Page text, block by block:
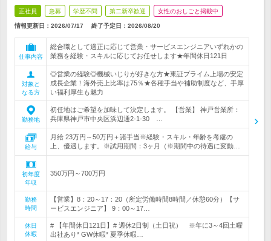
正社員 急募 学歴不問 第二新卒歓迎 女性のおしごと掲載中
情報更新日：2026/07/17 終了予定日： 2026/08/20
仕事内容
総合職として適正に応じて営業・サービスエンジニアいずれかの
業務を経験・スキルに応じてお任せします★年間休日121日
対象と
なる方
◎営業の経験◎機械いじりが好きな方★東証プライム上場の安定
成長企業！海外売上比率は75％★各種手当や補助制度など、手厚
い福利厚生も魅力
勤務地
初任地はご希望を加味して決定します。 【営業】 神戸営業所：
兵庫県神戸市中央区浜辺通2-1-30 …
給与
月給 23万円～50万円＋諸手当※経験・スキル・年齢を考慮の
上、優遇します。※試用期間：3ヶ月（※期間中の待遇に変動…
初年度
年収
350万円～700万円
勤務
時間
【営業】8：20～17：20（所定労働時間8時間／休憩60分）【サ
ービスエンジニア】 9：00～17…
休日
休暇
# 【年間休日121日】# 週休2日制（土日祝） ※年に3～4回土曜
出社あり* GW休暇* 夏季休暇…